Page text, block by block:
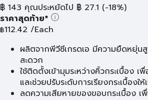
฿ 143 คุณประหยัดไป ฿ 27.1 (-18%)
ราคาสุดท้าย*
฿112.42 /Each
ผลิตจากพีวีซีเกรดเอ มีความยืดหยุ่น
สะดวก
ใช้ติดตั้งเข้ามุมระหว่างคิ้วกระเบื้อง เ
และช่วยปรับระดับการเรียงกระเบื้องใ
ลดความเสียหายของขอบกระเบื้อง เ